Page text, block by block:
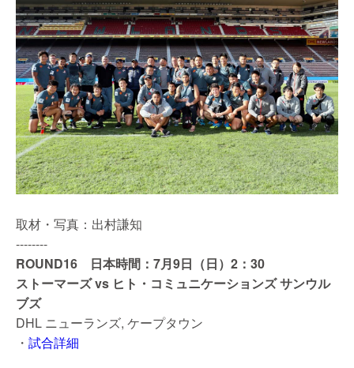
取材・写真：出村謙知
--------
ROUND16 日本時間：7月9日（日）2：30
ストーマーズ vs ヒト・コミュニケーションズ サンウル
ブズ
DHL ニューランズ, ケープタウン
・ 試合詳細